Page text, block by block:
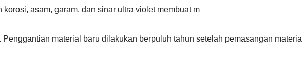
asam, garam, dan sinar ultra violet membuat m
material baru dilakukan berpuluh tahun setelah pemasangan material